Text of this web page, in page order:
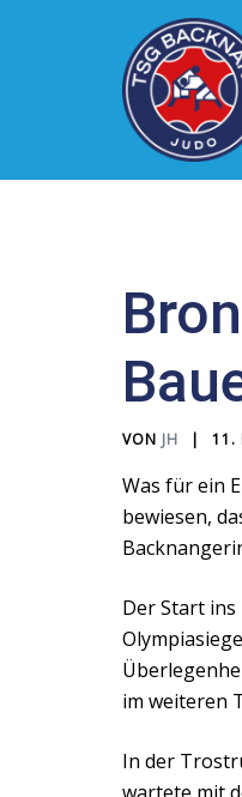
VON JH 11.
Was für ein
bewiesen,
Der Start
im weiteren
In der